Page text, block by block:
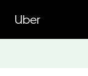
contenu
principal
Uber